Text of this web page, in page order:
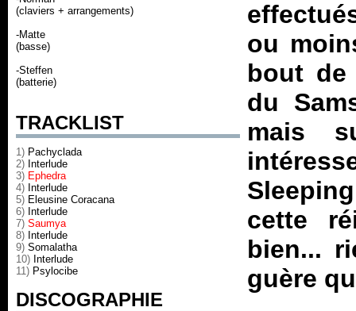
(claviers + arrangements)
-Matte
(basse)
-Steffen
(batterie)
TRACKLIST
1) Pachyclada
2) Interlude
3) Ephedra
4) Interlude
5) Eleusine Coracana
6) Interlude
7) Saumya
8) Interlude
9) Somalatha
10) Interlude
11) Psylocibe
DISCOGRAPHIE
ou
bout de
du
mais
cette
bien...
guère